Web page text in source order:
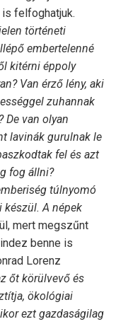
felfoghatjuk.
történeti
embertelenné
kitérni éppoly
Van érző lény, aki
zuhannak
De van olyan
lavinák gurulnak le
fel és azt
fog állni?
túlnyomó
készül. A népek
mert megszűnt
benne is
Lorenz
őt körülvevő és
ökológiai
ezt gazdaságilag